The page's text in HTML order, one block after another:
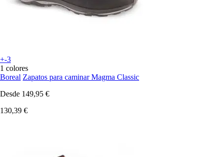
+-3
1 colores
Boreal Zapatos para caminar Magma Classic
Desde 149,95 €
130,39 €